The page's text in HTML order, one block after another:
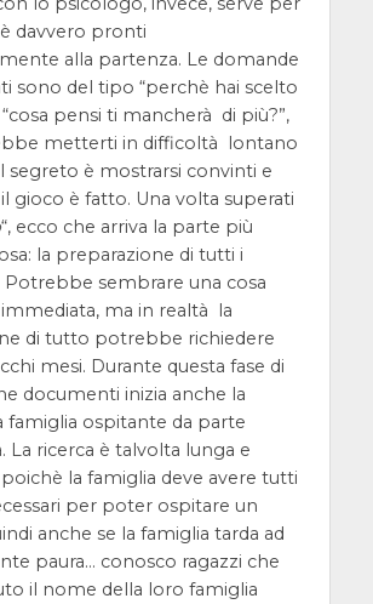
davvero pronti
alla partenza. Le domande
sono del tipo “perchè hai scelto
“cosa pensi ti mancherà di più?”,
metterti in difficoltà lontano
segreto è mostrarsi convinti e
gioco è fatto. Una volta superati
“, ecco che arriva la parte più
la preparazione di tutti i
sembrare una cosa
ma in realtà la
di tutto potrebbe richiedere
mesi. Durante questa fase di
documenti inizia anche la
famiglia ospitante da parte
La ricerca è talvolta lunga e
la famiglia deve avere tutti
per poter ospitare un
anche se la famiglia tarda ad
paura… conosco ragazzi che
il nome della loro famiglia